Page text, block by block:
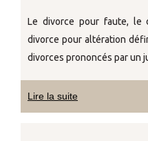
Le divorce pour faute, le
divorce pour altération
divorces prononcés par un
Lire la suite